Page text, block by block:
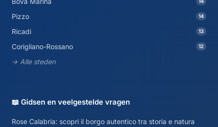
14
Pizzo 14
Ricadi 13
Corigliano-Rossano 12
→ Alle steden
📖 Gidsen en veelgestelde vragen
Rose Calabria: scopri il borgo autentico tra storia e natura